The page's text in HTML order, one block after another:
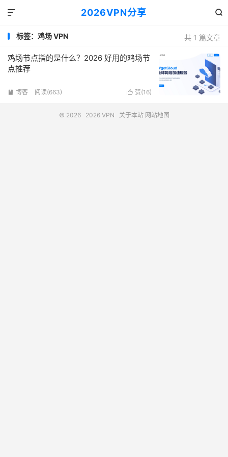
2026VPN分享 

共 1 篇文章
标签：鸡场 VPN
鸡场节点指的是什么？2026 好用的鸡场节
点推荐
 赞(16)
 博客 阅读(663)
© 2026 2026 VPN 关于本站 网站地图